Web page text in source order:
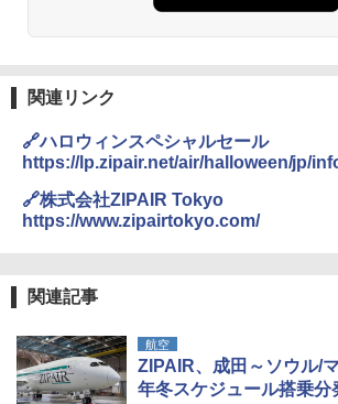
僕が見た未来【完全版】
A09 地球の歩き方 イタ
球の歩き方A ヨーロッパ
￥2,479
パ
￥2,277
易 トイレテント (ブラッ
テント ワンタッチ
500002(88859)
￥5,999
￥9,990
DEWEL パラソル 大型
￥6,459
熊撃退スプレー 熊よけ
【日本企業販売】超強力
0ml（連続噴射30秒）
￥3,680
関連リンク
🔗ハロウィンスペシャルセール
https://lp.zipair.net/air/halloween/jp/
🔗株式会社ZIPAIR Tokyo
https://www.zipairtokyo.com/
関連記事
航空
ZIPAIR、成田～ソウル/
年冬スケジュール搭乗分